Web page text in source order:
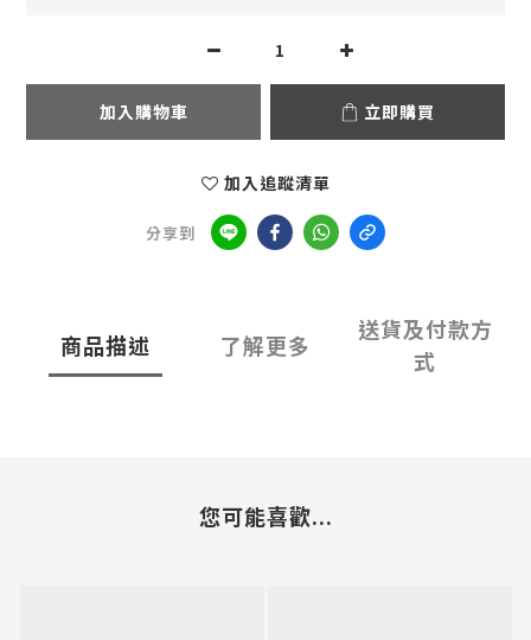
加入購物車 立即購買
加入追蹤清單
分享到
商品描述 了解更多
送貨及付款方
式
您可能喜歡...